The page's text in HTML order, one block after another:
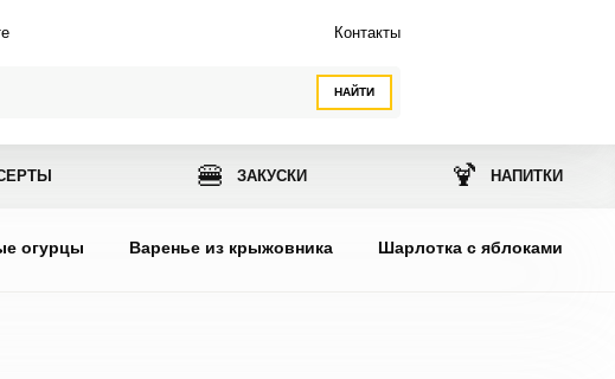
НАЙТИ
Контакты
🍔 ЗАКУСКИ 🍹 НАПИТКИ
огурцы Варенье из крыжовника Шарлотка с яблоками